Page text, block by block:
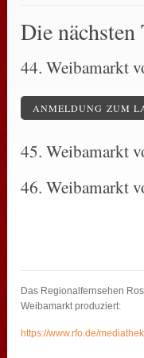
Die nächsten
44. Weibamarkt
ANMELDUNG ZUM
45. Weibamarkt
46. Weibamarkt
Das Regionalfernsehen
Weibamarkt produziert:
https://www.rfo.de/